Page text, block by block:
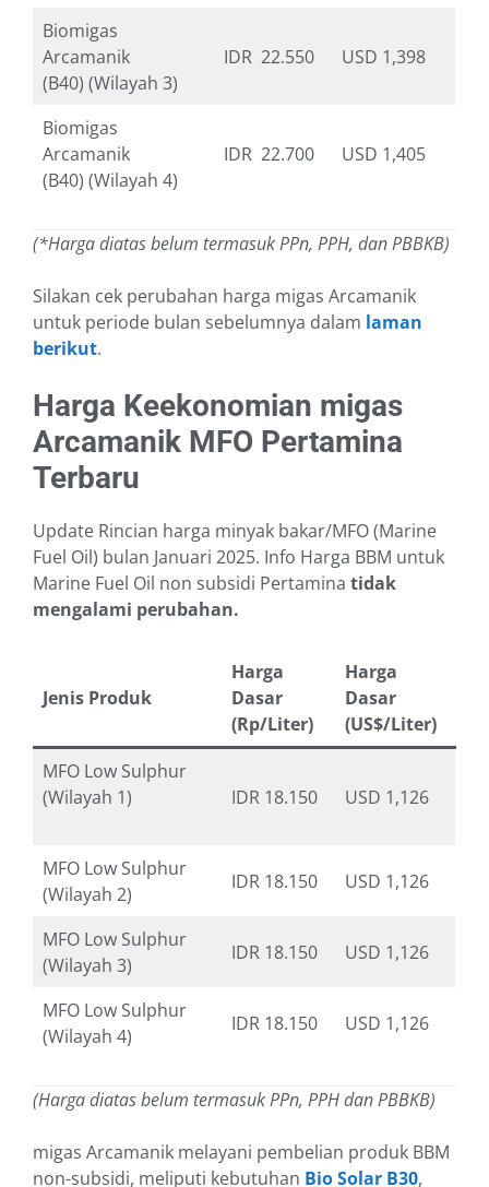
Biomigas
Arcamanik
(B40) (Wilayah 3)
IDR 22.550 USD 1,398
Biomigas
Arcamanik
(B40) (Wilayah 4)
IDR 22.700 USD 1,405
(*Harga diatas belum termasuk PPn, PPH, dan PBBKB)
Silakan cek perubahan harga migas Arcamanik
untuk periode bulan sebelumnya dalam laman
berikut.
Harga Keekonomian migas
Arcamanik MFO Pertamina
Terbaru
Update Rincian harga minyak bakar/MFO (Marine
Fuel Oil) bulan Januari 2025. Info Harga BBM untuk
Marine Fuel Oil non subsidi Pertamina tidak
mengalami perubahan.
Jenis Produk
Harga
Dasar
(Rp/Liter)
Harga
Dasar
(US$/Liter)
MFO Low Sulphur
(Wilayah 1)
IDR 18.150 USD 1,126
MFO Low Sulphur
(Wilayah 2)
IDR 18.150 USD 1,126
MFO Low Sulphur
(Wilayah 3)
IDR 18.150 USD 1,126
MFO Low Sulphur
(Wilayah 4)
IDR 18.150 USD 1,126
(Harga diatas belum termasuk PPn, PPH dan PBBKB)
migas Arcamanik melayani pembelian produk BBM
non-subsidi, meliputi kebutuhan Bio Solar B30,